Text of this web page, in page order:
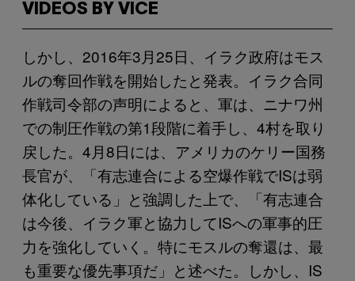
VIDEOS BY VICE
しかし、2016年3月25日、イラク政府はモス
ルの奪回作戦を開始したと発表。イラク合同
作戦司令部の声明によると、軍は、ニナワ州
での制圧作戦の第1段階に着手し、4村を取り
戻した。4月8日には、アメリカのケリー国務
長官が、「有志連合による空爆作戦でISは弱
体化している」と強調した上で、「有志連合
は今後、イラク軍と協力してISへの軍事的圧
力を強化していく。特にモスルの奪還は、最
も重要な優先事項だ」と述べた。しかし、IS